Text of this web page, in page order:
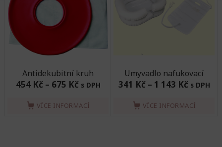
Antidekubitní kruh
454 Kč– 675 Kč s DPH
VÍCE INFORMACÍ
Umyvadlo nafukovací
341 Kč– 1 143 Kč s DPH
VÍCE INFORMACÍ